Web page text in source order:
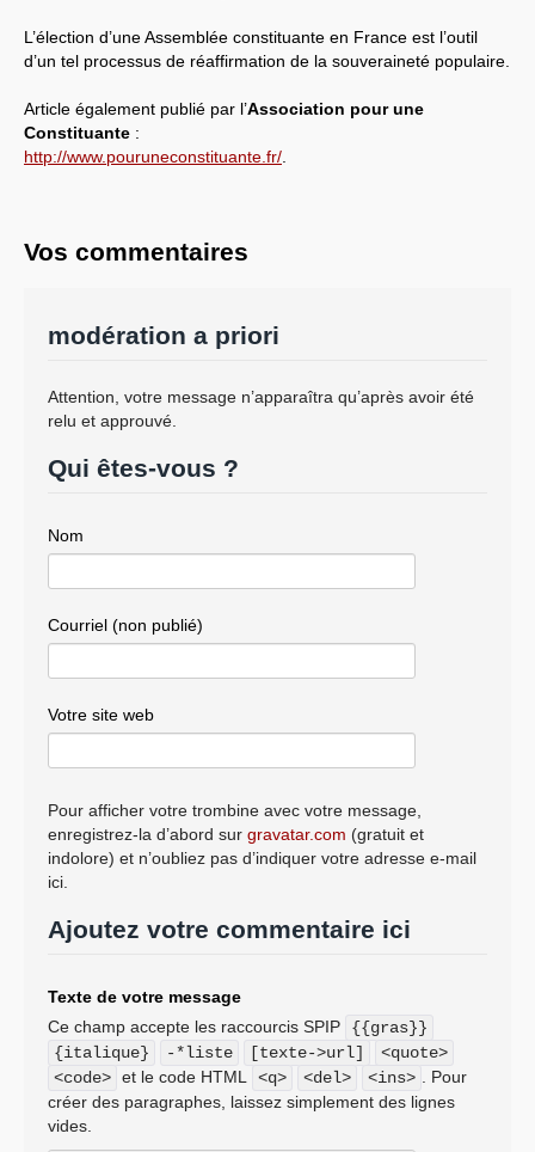
L’élection d’une Assemblée constituante en France est l’outil
d’un tel processus de réaffirmation de la souveraineté populaire.
Article également publié par l’Association pour une
Constituante :
http://www.pouruneconstituante.fr/
Vos commentaires
modération a priori
Attention, votre message n’apparaîtra qu’après avoir été
relu et approuvé.
Qui êtes-vous ?
Nom
Courriel (non publié)
Votre site web
Pour afficher votre trombine avec votre message,
enregistrez-la d’abord sur gravatar.com (gratuit et
indolore) et n’oubliez pas d’indiquer votre adresse e-mail
ici.
Ajoutez votre commentaire ici
Texte de votre message
Ce champ accepte les raccourcis SPIP
{{gras}}
{italique}
-*liste [texte->url]
<quote>
<code> et le code HTML <q> <del> <ins>
. Pour
créer des paragraphes, laissez simplement des lignes
vides.